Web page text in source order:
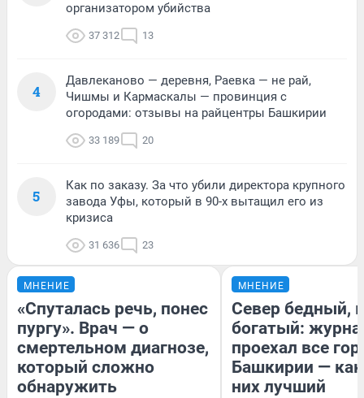
организатором убийства
37 312 13
4
Давлеканово — деревня, Раевка — не рай,
Чишмы и Кармаскалы — провинция с
огородами: отзывы на райцентры Башкирии
33 189 20
5
Как по заказу. За что убили директора крупного
завода Уфы, который в 90-х вытащил его из
кризиса
31 636 23
МНЕНИЕ
«Спуталась речь, понес
пургу». Врач — о
смертельном диагнозе,
который сложно
обнаружить
МНЕНИЕ
Север бедный,
богатый:
проехал все
Башкирии —
них лучший